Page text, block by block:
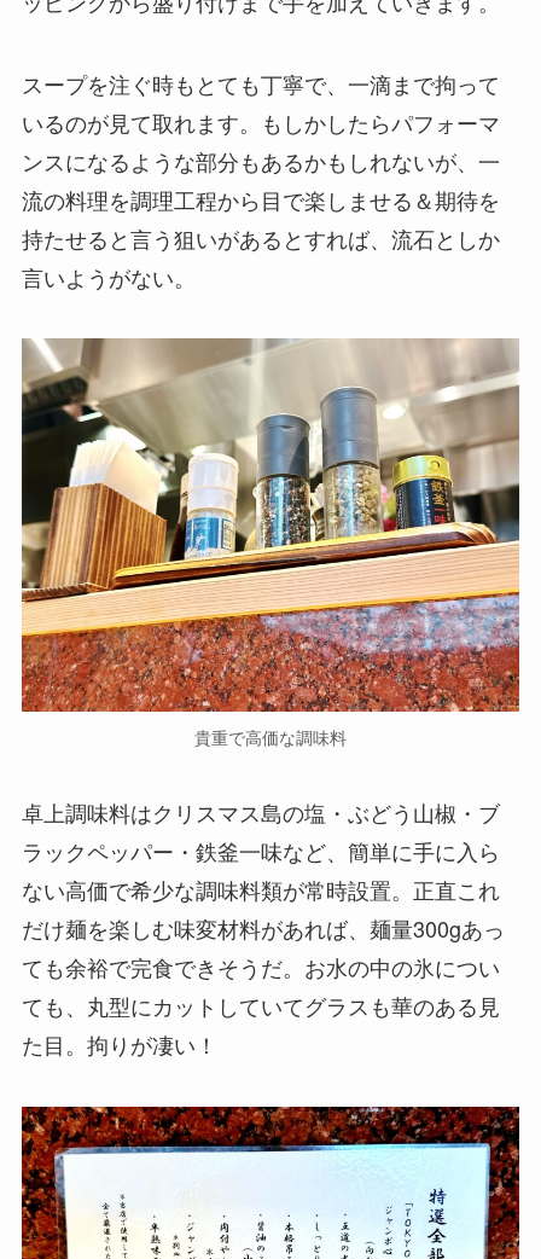
スープを注ぐ時もとても丁寧で、一滴まで拘って
いるのが見て取れます。もしかしたらパフォーマ
ンスになるような部分もあるかもしれないが、一
流の料理を調理工程から目で楽しませる＆期待を
持たせると言う狙いがあるとすれば、流石としか
言いようがない。
貴重で高価な調味料
卓上調味料はクリスマス島の塩・ぶどう山椒・ブ
ラックペッパー・鉄釜一味など、簡単に手に入ら
ない高価で希少な調味料類が常時設置。正直これ
だけ麺を楽しむ味変材料があれば、麺量300gあっ
ても余裕で完食できそうだ。お水の中の氷につい
ても、丸型にカットしていてグラスも華のある見
た目。拘りが凄い！